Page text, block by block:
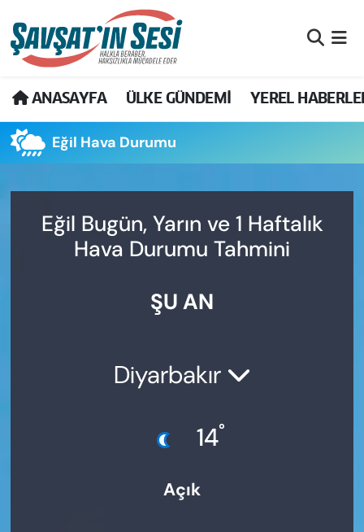
ANASAYFA ÜLKE GÜNDEMİ YEREL
Eğil Hava Durumu
Eğil Bugün, Yarın ve 1 Haftalık
Hava Durumu Tahmini
ŞU AN
Diyarbakır
14°
Açık
Artvin Nöbetçi Eczaneler
Artvin Hava Durumu
Artvin Namaz Vakitleri
Puan Durumu ve Fikstür
Son Dakika Haberleri